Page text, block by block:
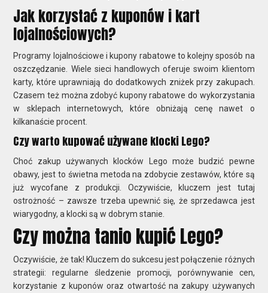
Jak korzystać z kuponów i kart
lojalnościowych?
Programy lojalnościowe i kupony rabatowe to kolejny sposób na
oszczędzanie. Wiele sieci handlowych oferuje swoim klientom
karty, które uprawniają do dodatkowych zniżek przy zakupach.
Czasem też można zdobyć kupony rabatowe do wykorzystania
w sklepach internetowych, które obniżają cenę nawet o
kilkanaście procent.
Czy warto kupować używane klocki Lego?
Choć zakup używanych klocków Lego może budzić pewne
obawy, jest to świetna metoda na zdobycie zestawów, które są
już wycofane z produkcji. Oczywiście, kluczem jest tutaj
ostrożność – zawsze trzeba upewnić się, że sprzedawca jest
wiarygodny, a klocki są w dobrym stanie.
Czy można tanio kupić Lego?
Oczywiście, że tak! Kluczem do sukcesu jest połączenie różnych
strategii: regularne śledzenie promocji, porównywanie cen,
korzystanie z kuponów oraz otwartość na zakupy używanych